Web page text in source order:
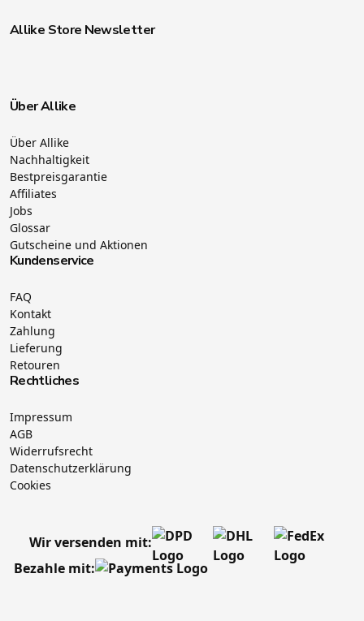
Allike Store Newsletter
Über Allike
Über Allike
Nachhaltigkeit
Bestpreisgarantie
Affiliates
Jobs
Glossar
Gutscheine und Aktionen
Kundenservice
FAQ
Kontakt
Zahlung
Lieferung
Retouren
Rechtliches
Impressum
AGB
Widerrufsrecht
Datenschutzerklärung
Cookies
Wir versenden mit:
Bezahle mit: